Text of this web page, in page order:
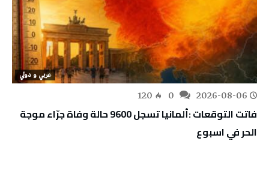
عربي و دولي
2026-08-06
120
فاتت التوقعات :ألمانيا تسجل 9600 حالة وفاة جرّاء موجة
الحر في اسبوع